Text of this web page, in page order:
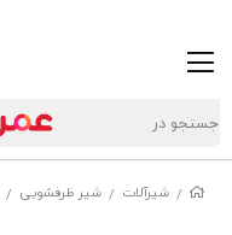
/ شیرآلات / شیر ظرفشویی /